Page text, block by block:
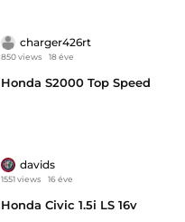
charger426rt
850 views 18 éve
Honda S2000 Top Speed
davids
1551 views 16 éve
Honda Civic 1.5i LS 16v